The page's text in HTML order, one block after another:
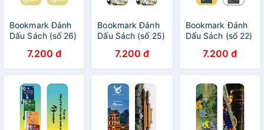
Bookmark Đánh
Dấu Sách (số 26)
7.200 đ
Bookmark Đánh
Dấu Sách (số 25)
7.200 đ
Bookmark Đánh
Dấu Sách (số 22)
7.200 đ